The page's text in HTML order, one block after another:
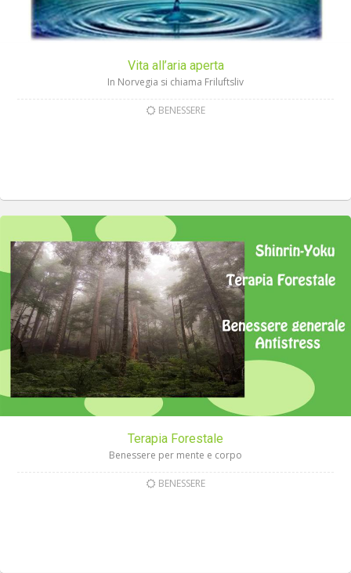
Vita all’aria aperta
In Norvegia si chiama Friluftsliv
BENESSERE
Terapia Forestale
Benessere per mente e corpo
BENESSERE